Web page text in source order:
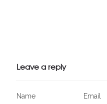
Leave a reply
Name Email